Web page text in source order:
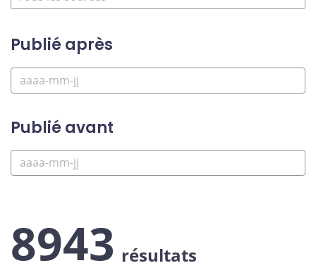
Publié après
Publié avant
8943 résultats